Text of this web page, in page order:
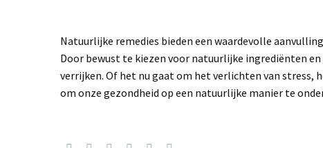
Natuurlijke remedies bieden een waardevolle
Door bewust te kiezen voor natuurlijke ingrediënten
verrijken. Of het nu gaat om het verlichten van stress,
om onze gezondheid op een natuurlijke manier te